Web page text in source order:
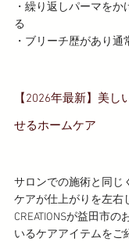
・繰り返しパーマを
る
・ブリーチ歴があり
【2026年最新】美し
せるホームケア
サロンでの施術と同じ
ケアが仕上がりを左右
CREATIONSが益田市
いるケアアイテムをご